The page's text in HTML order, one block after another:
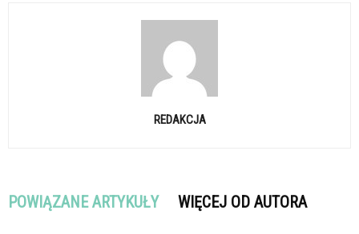
REDAKCJA
POWIĄZANE ARTYKUŁY WIĘCEJ OD AUTORA